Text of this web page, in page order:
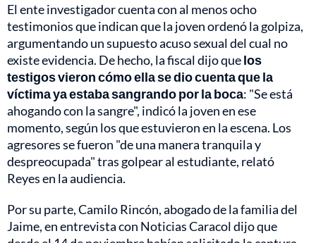
El ente investigador cuenta con al menos ocho
testimonios que indican que la joven ordenó la golpiza,
argumentando un supuesto acuso sexual del cual no
existe evidencia. De hecho, la fiscal dijo quelos
testigos vieron cómo ella se dio cuenta que la
víctima ya estaba sangrando por la boca: "Se está
ahogando con la sangre", indicó la joven en ese
momento, según los que estuvieron en la escena. Los
agresores se fueron "de una manera tranquila y
despreocupada" tras golpear al estudiante, relató
Reyes en la audiencia.
Por su parte, Camilo Rincón, abogado de la familia del
Jaime, en entrevista con Noticias Caracol dijo que